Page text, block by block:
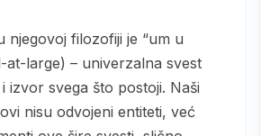
at-large) – univerzalna svest
izvor svega što postoji. Naši
nisu odvojeni entiteti, već